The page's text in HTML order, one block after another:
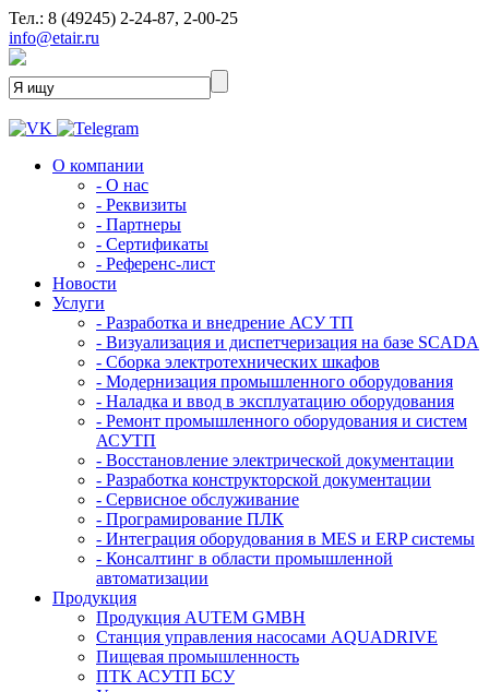
Тел.: 8 (49245) 2-24-87, 2-00-25
info@etair.ru
О компании
- О нас
- Реквизиты
- Партнеры
- Сертификаты
- Референс-лист
Новости
Услуги
- Разработка и внедрение АСУ ТП
- Визуализация и диспетчеризация на базе SCADA
- Сборка электротехнических шкафов
- Модернизация промышленного оборудования
- Наладка и ввод в эксплуатацию оборудования
- Ремонт промышленного оборудования и систем
АСУТП
- Восстановление электрической документации
- Разработка конструкторской документации
- Сервисное обслуживание
- Програмирование ПЛК
- Интеграция оборудования в MES и ERP системы
- Консалтинг в области промышленной
автоматизации
Продукция
Продукция AUTEM GMBH
Cтанция управления насосами AQUADRIVE
Пищевая промышленность
ПТК АСУТП БСУ